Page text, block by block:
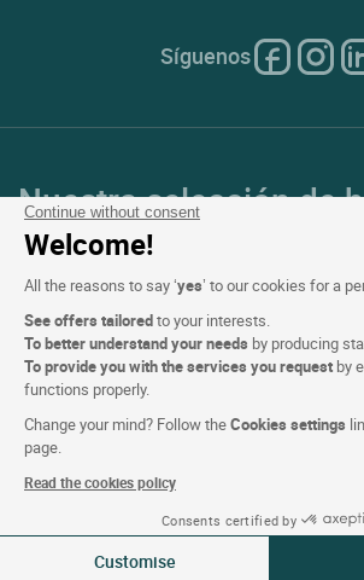
Continue without consent
Welcome!
All the reasons to say ‘yes’ to our cookies for a
See offers tailoredto your interests.
To better understand your needs by producing
To provide you with the services you request by
functions properly.
Change your mind? Follow theCookies settings
page.
Read the cookies policy
Consents certified by
Customise
Ver disponibilidad
Síguenos
Nuestra selección de
Francia y en Europa
Top de países
Top de regiones
Top de ciudades
Top de hoteles
Logis copyright © 2026 Reservados todos los